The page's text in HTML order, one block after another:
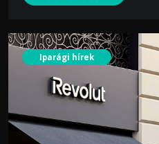
Iparági hírek